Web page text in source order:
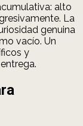
alto
La
genuina
vacío. Un
y